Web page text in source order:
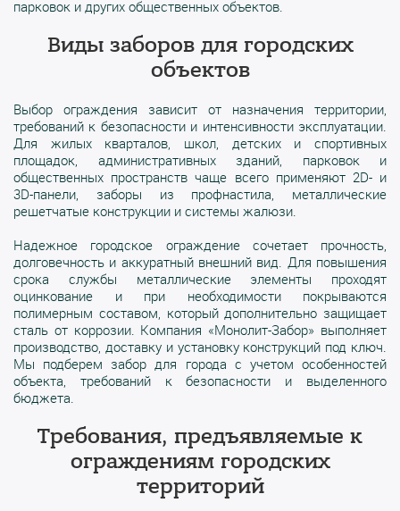
парковок и других общественных объектов.
Виды заборов для городских
объектов
Выбор ограждения зависит от назначения территории,
требований к безопасности и интенсивности эксплуатации.
Для жилых кварталов, школ, детских и спортивных
площадок, административных зданий, парковок и
общественных пространств чаще всего применяют 2D- и
3D-панели, заборы из профнастила, металлические
решетчатые конструкции и системы жалюзи.
Надежное городское ограждение сочетает прочность,
долговечность и аккуратный внешний вид. Для повышения
срока службы металлические элементы проходят
оцинкование и при необходимости покрываются
полимерным составом, который дополнительно защищает
сталь от коррозии. Компания «Монолит-Забор» выполняет
производство, доставку и установку конструкций под ключ.
Мы подберем забор для города с учетом особенностей
объекта, требований к безопасности и выделенного
бюджета.
Требования, предъявляемые к
ограждениям городских
территорий